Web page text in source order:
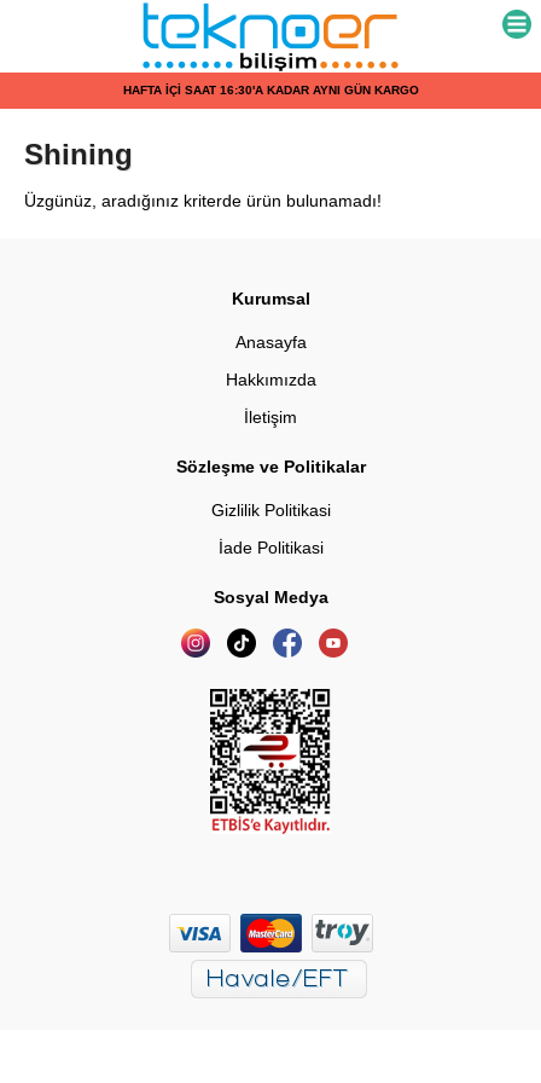
HAFTA İÇİ SAAT 16:30'A KADAR AYNI GÜN KARGO
Shining
Üzgünüz, aradığınız kriterde ürün bulunamadı!
Kurumsal
Anasayfa
Hakkımızda
İletişim
Sözleşme ve Politikalar
Gizlilik Politikasi
İade Politikasi
Sosyal Medya